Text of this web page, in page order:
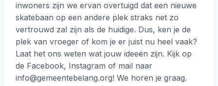
inwoners zijn we ervan overtuigd dat een nieuwe
skatebaan op een andere plek straks net zo
vertrouwd zal zijn als de huidige. Dus, ken je de
plek van vroeger of kom je er juist nu heel vaak?
Laat het ons weten wat jouw ideeën zijn. Kijk op
de Facebook, Instagram of mail naar
info@gemeentebelang.org! We horen je graag.